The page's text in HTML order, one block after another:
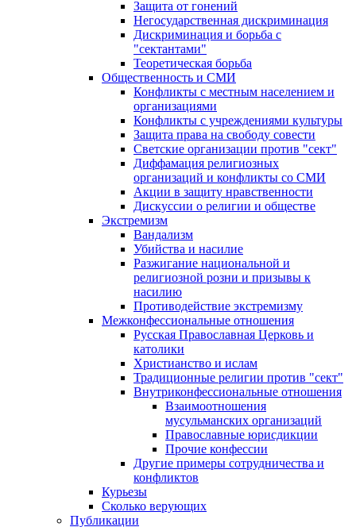
Защита от гонений
Негосударственная дискриминация
Дискриминация и борьба с
"сектантами"
Теоретическая борьба
Общественность и СМИ
Конфликты с местным населением и
организациями
Конфликты с учреждениями культуры
Защита права на свободу совести
Светские организации против "сект"
Диффамация религиозных
организаций и конфликты со СМИ
Акции в защиту нравственности
Дискуссии о религии и обществе
Экстремизм
Вандализм
Убийства и насилие
Разжигание национальной и
религиозной розни и призывы к
насилию
Противодействие экстремизму
Межконфессиональные отношения
Русская Православная Церковь и
католики
Христианство и ислам
Традиционные религии против "сект"
Внутриконфессиональные отношения
Взаимоотношения
мусульманских организаций
Православные юрисдикции
Прочие конфессии
Другие примеры сотрудничества и
конфликтов
Курьезы
Сколько верующих
Публикации